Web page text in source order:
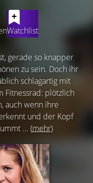
Watchlist
gerade so knapper
zu sein. Doch ihr
schlagartig mit
Fitnessrad: plötzlich
auch wenn ihre
und der Kopf
... (mehr)